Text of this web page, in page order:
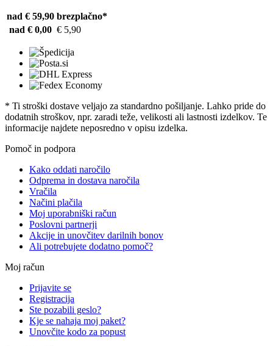
nad € 59,90 brezplačno*
nad € 0,00 € 5,90
* Ti stroški dostave veljajo za standardno pošiljanje. Lahko pride do
dodatnih stroškov, npr. zaradi teže, velikosti ali lastnosti izdelkov. Te
informacije najdete neposredno v opisu izdelka.
Pomoč in podpora
Kako oddati naročilo
Odprema in dostava naročila
Vračila
Načini plačila
Moj uporabniški račun
Poslovni partnerji
Akcije in unovčitev darilnih bonov
Ali potrebujete dodatno pomoč?
Moj račun
Prijavite se
Registracija
Ste pozabili geslo?
Kje se nahaja moj paket?
Unovčite kodo za popust